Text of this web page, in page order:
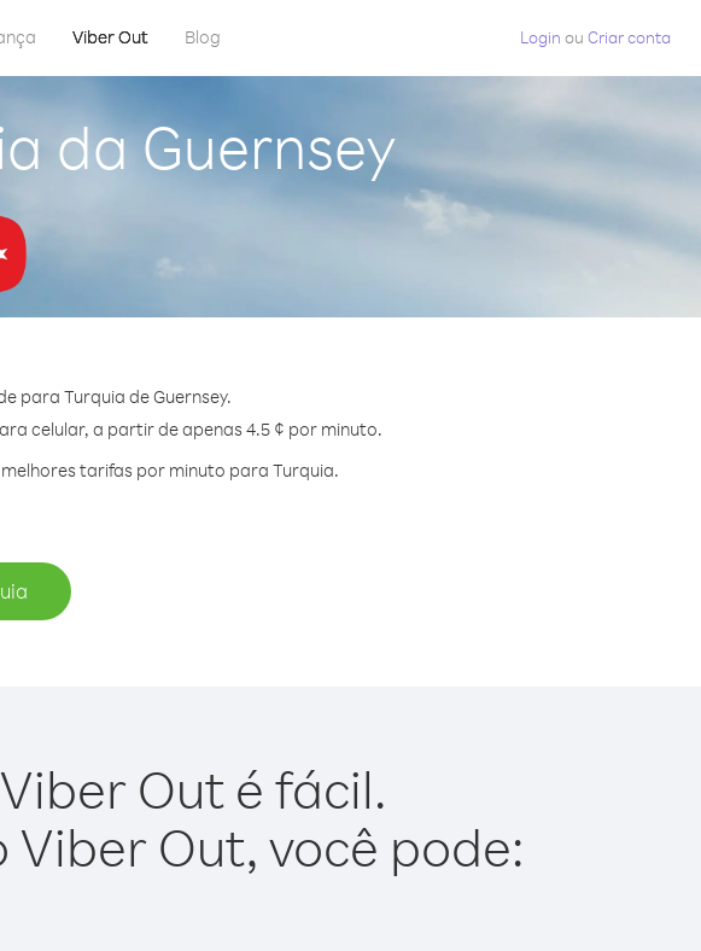
Viber Out Blog Login ou Criar conta
da Guernsey
para Turquia de Guernsey.
celular, a partir de apenas 4.5 ¢ por minuto.
tarifas por minuto para Turquia.
Out é fácil.
Out, você pode: